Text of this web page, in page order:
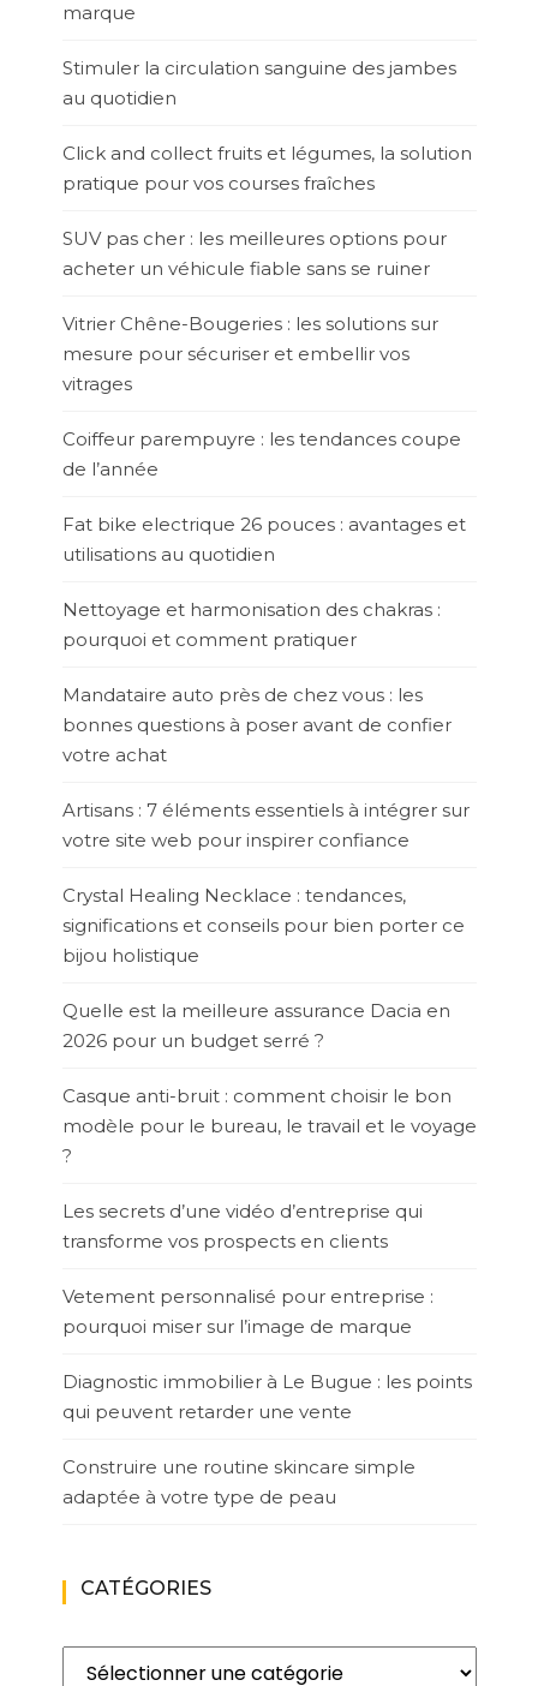
marque
Stimuler la circulation sanguine des jambes
au quotidien
Click and collect fruits et légumes, la solution
pratique pour vos courses fraîches
SUV pas cher : les meilleures options pour
acheter un véhicule fiable sans se ruiner
Vitrier Chêne-Bougeries : les solutions sur
mesure pour sécuriser et embellir vos
vitrages
Coiffeur parempuyre : les tendances coupe
de l’année
Fat bike electrique 26 pouces : avantages et
utilisations au quotidien
Nettoyage et harmonisation des chakras :
pourquoi et comment pratiquer
Mandataire auto près de chez vous : les
bonnes questions à poser avant de confier
votre achat
Artisans : 7 éléments essentiels à intégrer sur
votre site web pour inspirer confiance
Crystal Healing Necklace : tendances,
significations et conseils pour bien porter ce
bijou holistique
Quelle est la meilleure assurance Dacia en
2026 pour un budget serré ?
Casque anti-bruit : comment choisir le bon
modèle pour le bureau, le travail et le voyage
?
Les secrets d’une vidéo d’entreprise qui
transforme vos prospects en clients
Vetement personnalisé pour entreprise :
pourquoi miser sur l’image de marque
Diagnostic immobilier à Le Bugue : les points
qui peuvent retarder une vente
Construire une routine skincare simple
adaptée à votre type de peau
CATÉGORIES
Catégories